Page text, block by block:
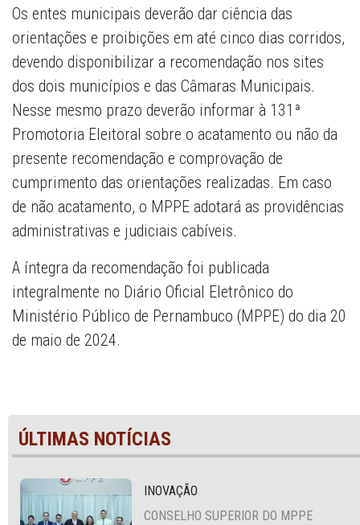
Os entes municipais deverão dar ciência das
orientações e proibições em até cinco dias corridos,
devendo disponibilizar a recomendação nos sites
dos dois municípios e das Câmaras Municipais.
Nesse mesmo prazo deverão informar à 131ª
Promotoria Eleitoral sobre o acatamento ou não da
presente recomendação e comprovação de
cumprimento das orientações realizadas. Em caso
de não acatamento, o MPPE adotará as providências
administrativas e judiciais cabíveis.
A íntegra da recomendação foi publicada
integralmente no Diário Oficial Eletrônico do
Ministério Público de Pernambuco (MPPE) do dia 20
de maio de 2024.
ÚLTIMAS NOTÍCIAS
INOVAÇÃO
CONSELHO SUPERIOR DO MPPE